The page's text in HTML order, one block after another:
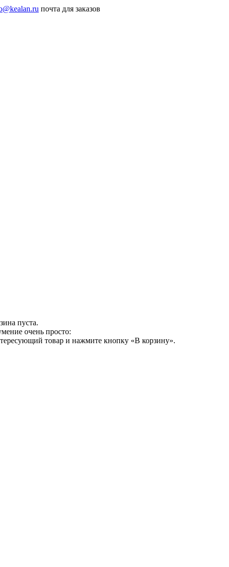
почта для заказов
пуста.
очень просто:
товар и нажмите кнопку «В корзину».